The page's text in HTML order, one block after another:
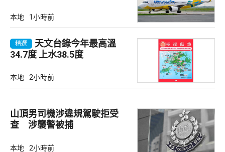
本地 1小時前
精選
天文台錄今年最高溫
34.7度 上水38.5度
本地 2小時前
山頂男司機涉違規駕駛拒受
查 涉襲警被捕
本地 2小時前